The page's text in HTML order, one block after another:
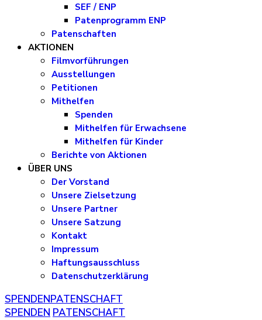
SEF / ENP
Patenprogramm ENP
Patenschaften
AKTIONEN
Filmvorführungen
Ausstellungen
Petitionen
Mithelfen
Spenden
Mithelfen für Erwachsene
Mithelfen für Kinder
Berichte von Aktionen
ÜBER UNS
Der Vorstand
Unsere Zielsetzung
Unsere Partner
Unsere Satzung
Kontakt
Impressum
Haftungsausschluss
Datenschutzerklärung
SPENDENPATENSCHAFT
SPENDEN PATENSCHAFT